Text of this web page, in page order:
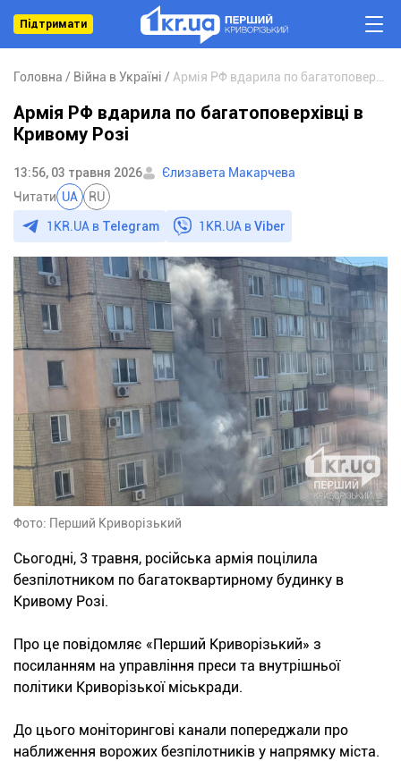
Підтримати
Головна Війна в Україні
Армія РФ вдарила по багатоповерхівці в
Кривому Розі
13:56, 03 травня 2026
Єлизавета Макарчева
Читати UA RU
1KR.UA в Telegram 1KR.UA вViber
Фото: Перший Криворізький
Сьогодні, 3 травня, російська армія поцілила
безпілотником по багатоквартирному будинку в
Кривому Розі.
Про це повідомляє «Перший Криворізький» з
посиланням на управління преси та внутрішньої
політики Криворізької міськради.
До цього моніторингові канали попереджали про
наближення ворожих безпілотників у напрямку міста.